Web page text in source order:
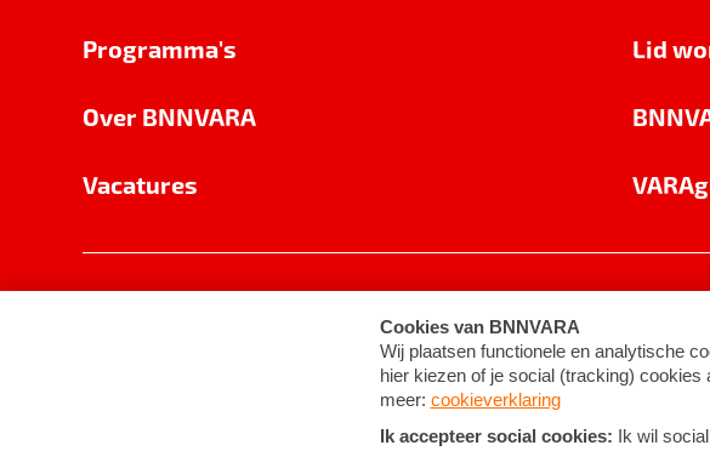
Programma's
Over BNNVARA
Vacatures
Lid
Cookie-instellingen Algemene voorwaarden